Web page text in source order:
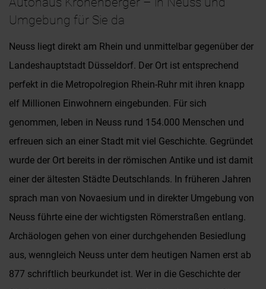
Umgebung für Sie da
Neuss liegt direkt am Rhein und unmittelbar gegenüber der
Landeshauptstadt Düsseldorf. Der Ort ist entsprechend
perfekt in die Metropolregion Rhein-Ruhr mit ihren knapp
elf Millionen Einwohnern eingebunden. Für sich
genommen, leben in Neuss rund 154.000 Menschen und
erfreuen sich an einer Stadt mit viel Geschichte. Gegründet
wurde der Ort bereits in der römischen Antike und ist damit
einer der ältesten Städte Deutschlands. In früheren Jahren
sprach man von Novaesium und in direkter Umgebung von
Neuss führte eine der wichtigsten Römerstraßen entlang.
Archäologen gehen von einer durchgehenden Besiedlung
aus, wenngleich Neuss unter dem heutigen Namen erst ab
877 schriftlich beurkundet ist. Wer in die Geschichte der